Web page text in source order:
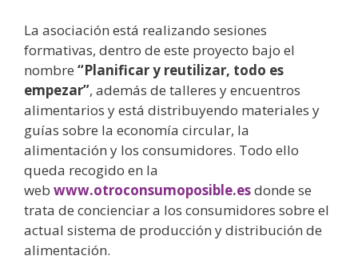
La asociación está realizando sesiones
formativas, dentro de este proyecto bajo el
nombre “Planificar y reutilizar, todo es
empezar”, además de talleres y encuentros
alimentarios y está distribuyendo materiales y
guías sobre la economía circular, la
alimentación y los consumidores. Todo ello
queda recogido en la
web www.otroconsumoposible.esdonde se
trata de concienciar a los consumidores sobre el
actual sistema de producción y distribución de
alimentación.